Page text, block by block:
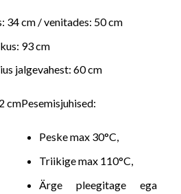
34 cm / venitades: 50 cm
93 cm
jalgevahest: 60 cm
cmPesemisjuhised:
Peske max 30°C,
Triikige max 110°C,
Ärge pleegitage ega